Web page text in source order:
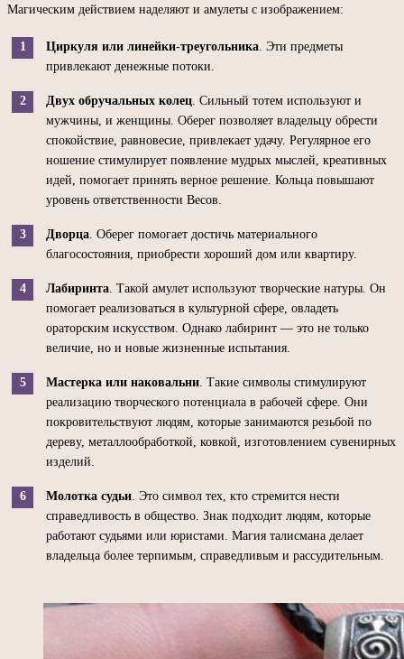
Магическим действием наделяют и амулеты с изображением:
Циркуля или линейки-треугольника. Эти предметы
привлекают денежные потоки.
Двух обручальных колец. Сильный тотем используют и
мужчины, и женщины. Оберег позволяет владельцу обрести
спокойствие, равновесие, привлекает удачу. Регулярное его
ношение стимулирует появление мудрых мыслей, креативных
идей, помогает принять верное решение. Кольца повышают
уровень ответственности Весов.
Дворца. Оберег помогает достичь материального
благосостояния, приобрести хороший дом или квартиру.
Лабиринта. Такой амулет используют творческие натуры. Он
помогает реализоваться в культурной сфере, овладеть
ораторским искусством. Однако лабиринт — это не только
величие, но и новые жизненные испытания.
Мастерка или наковальни. Такие символы стимулируют
реализацию творческого потенциала в рабочей сфере. Они
покровительствуют людям, которые занимаются резьбой по
дереву, металлообработкой, ковкой, изготовлением сувенирных
изделий.
Молотка судьи. Это символ тех, кто стремится нести
справедливость в общество. Знак подходит людям, которые
работают судьями или юристами. Магия талисмана делает
владельца более терпимым, справедливым и рассудительным.